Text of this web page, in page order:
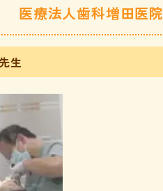
医療法人歯科増田医院
生